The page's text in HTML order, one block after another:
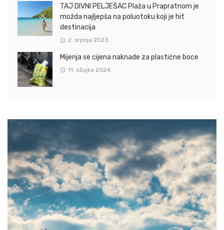
TAJ DIVNI PELJEŠAC Plaža u Prapratnom je
možda najljepša na poluotoku koji je hit
destinacija
2. srpnja 2023.
Mijenja se cijena naknade za plastične boce
11. ožujka 2024.